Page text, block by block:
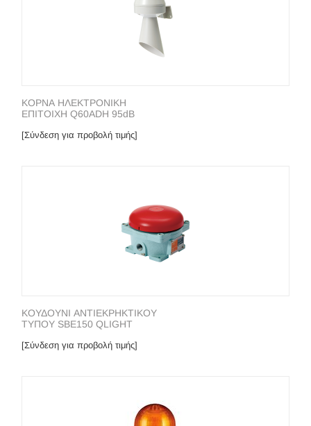
ΚΟΡΝΑ ΗΛΕΚΤΡΟΝΙΚΗ
ΕΠΙΤΟΙΧΗ Q60ADH 95dB
[Σύνδεση για προβολή τιμής]
ΚΟΥΔΟΥΝΙ ΑΝΤΙΕΚΡΗΚΤΙΚΟΥ
ΤΥΠΟΥ SBE150 QLIGHT
[Σύνδεση για προβολή τιμής]